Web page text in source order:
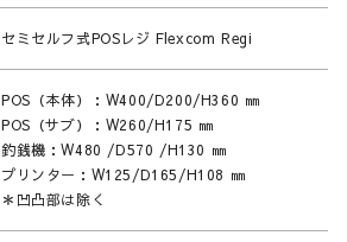
セミセルフ式POSレジ Flexcom Regi
POS（本体）：W400/D200/H360 ㎜
POS（サブ）：W260/H175 ㎜
釣銭機：W480 /D570 /H130 ㎜
プリンター：W125/D165/H108 ㎜
＊凹凸部は除く